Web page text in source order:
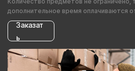
дополнительное время оплачиваются
Заказат
ь